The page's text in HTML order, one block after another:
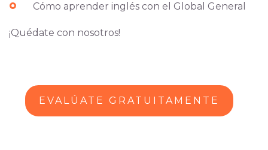
Cómo aprender inglés con el Global General
¡Quédate con nosotros!
EVALÚATE GRATUITAMENTE